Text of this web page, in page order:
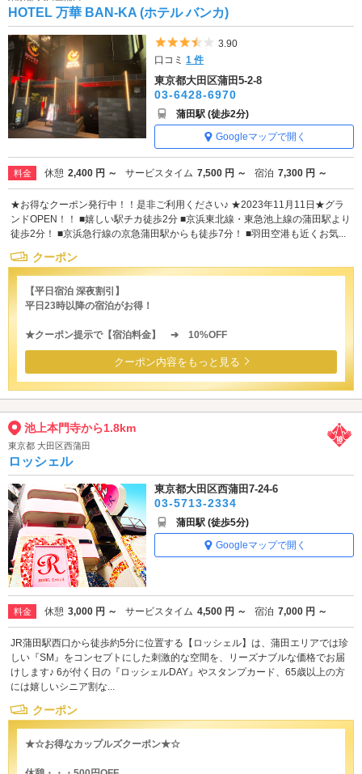
HOTEL 万華 BAN-KA (ホテル バンカ)
5つ星のうち3.5
3.90
口コミ1 件
東京都大田区蒲田5-2-8
03-6428-6970
蒲田駅 (徒歩2分)
Googleマップで開く
料金 休憩 2,400 円 ～ サービスタイム 7,500 円 ～ 宿泊 7,300 円 ～
★お得なクーポン発行中！！是非ご利用ください♪ ★2023年11月11日★グラ
ンドOPEN！！ ■嬉しい駅チカ徒歩2分 ■京浜東北線・東急池上線の蒲田駅より
徒歩2分！ ■京浜急行線の京急蒲田駅からも徒歩7分！ ■羽田空港も近くお気...
クーポン
【平日宿泊 深夜割引】
平日23時以降の宿泊がお得！
★クーポン提示で【宿泊料金】 ➔ 10%OFF
クーポン内容をもっと見る
池上本門寺から1.8km
東京都 大田区西蒲田
ロッシェル
東京都大田区西蒲田7-24-6
03-5713-2334
蒲田駅 (徒歩5分)
Googleマップで開く
料金 休憩 3,000 円 ～ サービスタイム 4,500 円 ～ 宿泊 7,000 円 ～
JR蒲田駅西口から徒歩約5分に位置する【ロッシェル】は、蒲田エリアでは珍
しい『SM』をコンセプトにした刺激的な空間を、リーズナブルな価格でお届
けします♪ 6が付く日の『ロッシェルDAY』やスタンプカード、65歳以上の方
には嬉しいシニア割な...
クーポン
★☆お得なカップルズクーポン★☆